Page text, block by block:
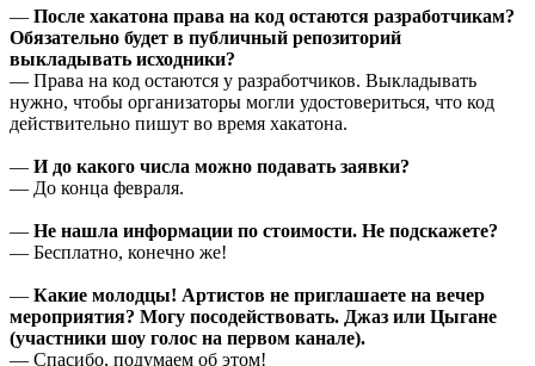
— После хакатона права на код остаются разработчикам?
Обязательно будет в публичный репозиторий
выкладывать исходники?
— Права на код остаются у разработчиков. Выкладывать
нужно, чтобы организаторы могли удостовериться, что код
действительно пишут во время хакатона.
— И до какого числа можно подавать заявки?
— До конца февраля.
— Не нашла информации по стоимости. Не подскажете?
— Бесплатно, конечно же!
— Какие молодцы! Артистов не приглашаете на вечер
мероприятия? Могу посодействовать. Джаз или Цыгане
(участники шоу голос на первом канале).
— Спасибо, подумаем об этом!